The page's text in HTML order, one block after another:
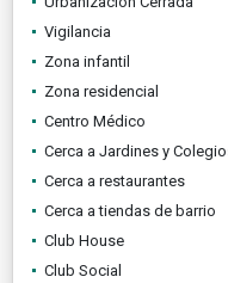
Vigilancia
Zona infantil
Zona residencial
Centro Médico
Cerca a Jardines y
Cerca a restaurantes
Cerca a tiendas de barrio
Club House
Club Social